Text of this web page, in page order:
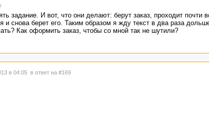
задание. И вот, что они делают: берут заказ, проходит почти
и снова берет его. Таким образом я жду текст в два раза
Как оформить заказ, чтобы со мной так не шутили?
в 04:05 в ответ на #169